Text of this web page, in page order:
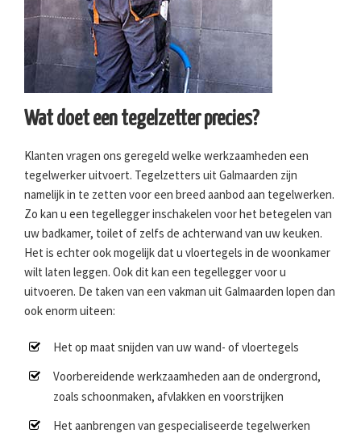
Wat doet een tegelzetter precies?
Klanten vragen ons geregeld welke werkzaamheden een
tegelwerker uitvoert. Tegelzetters uit Galmaarden zijn
namelijk in te zetten voor een breed aanbod aan tegelwerken.
Zo kan u een tegellegger inschakelen voor het betegelen van
uw badkamer, toilet of zelfs de achterwand van uw keuken.
Het is echter ook mogelijk dat u vloertegels in de woonkamer
wilt laten leggen. Ook dit kan een tegellegger voor u
uitvoeren. De taken van een vakman uit Galmaarden lopen dan
ook enorm uiteen:
Het op maat snijden van uw wand- of vloertegels
Voorbereidende werkzaamheden aan de ondergrond,
zoals schoonmaken, afvlakken en voorstrijken
Het aanbrengen van gespecialiseerde tegelwerken